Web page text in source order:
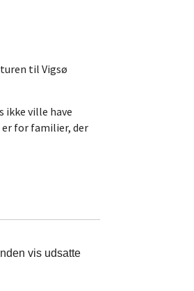
til Vigsø
ikke ville have
for familier, der
vis udsatte